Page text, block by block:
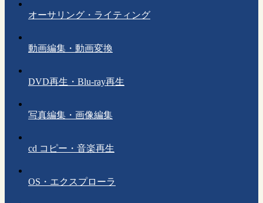
オーサリング・ライティング
動画編集・動画変換
DVD再生・Blu-ray再生
写真編集・画像編集
cd コピー・音楽再生
OS・エクスプローラ